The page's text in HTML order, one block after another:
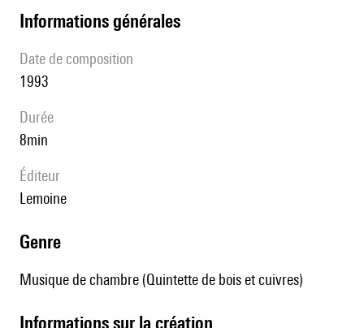
informations générales
date de composition
1993
durée
8min
éditeur
Lemoine
genre
Musique de chambre (Quintette de bois et cuivres)
informations sur la création